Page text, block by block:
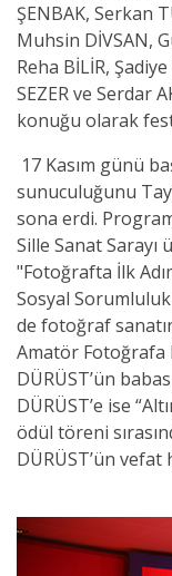
ŞENBAK, Serkan
Muhsin DİVSAN,
Reha BİLİR,
SEZER ve Serdar
konuğu olarak
17 Kasım günü
sunuculuğunu
sona erdi.
Sille Sanat Sarayı
"Fotoğrafta İlk
Sosyal
de fotoğraf
Amatör Fotoğrafa
DÜRÜST’ün
DÜRÜST’e ise
ödül töreni
DÜRÜST’ün vefat